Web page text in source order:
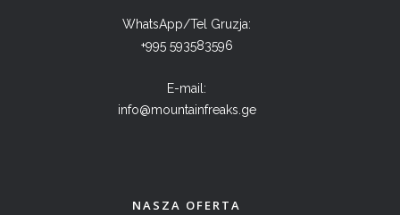
WhatsApp/Tel Gruzja:
+995 593583596
E-mail:
info@mountainfreaks.ge
NASZA OFERTA